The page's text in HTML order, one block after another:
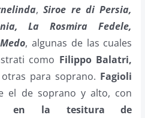
,Siroe re di Persia,
La Rosmira Fedele,
Medo, algunas de las cuales
como Filippo Balatri,
para soprano. Fagioli
el de soprano y alto, con
en la tesitura de